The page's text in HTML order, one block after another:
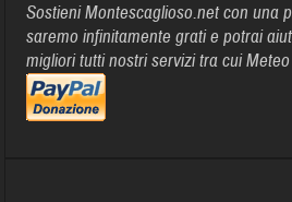
Sostieni Montescaglioso.net con una
saremo infinitamente grati e potrai
migliori tutti nostri servizi tra cui